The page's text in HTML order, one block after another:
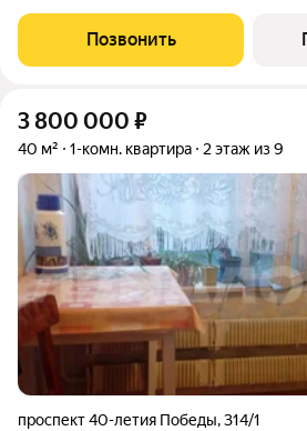
Позвонить
3 800 000 ₽
40 м² 1-комн. квартира 2 этаж из 9
проспект 40-летия Победы,314/1